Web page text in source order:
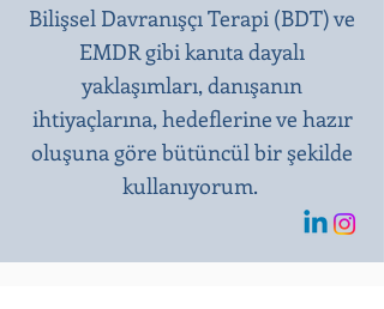
Bilişsel Davranışçı Terapi (BDT) ve
EMDR gibi kanıta dayalı
yaklaşımları, danışanın
ihtiyaçlarına, hedeflerine ve hazır
oluşuna göre bütüncül bir şekilde
kullanıyorum.